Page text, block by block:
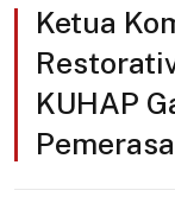
Ketua
KUHAP